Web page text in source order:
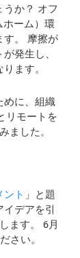
か？ オフ
ホーム）環
す。 摩擦が
発生し、
ます。
めに、組織
リモートを
ました。
ント 」と題
デアを引
ます。 6月
さい。